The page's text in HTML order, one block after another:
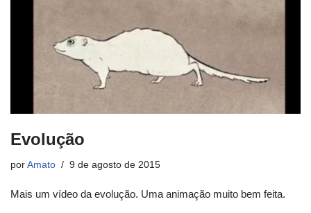
Evolução
por Amato 9 de agosto de 2015
Mais um vídeo da evolução. Uma animação muito bem feita.